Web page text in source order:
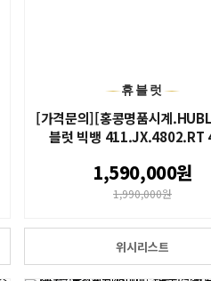
휴블럿
[가격문의][홍콩명품시계
블럿 빅뱅 411.JX.4802.RT
1,590,000원
1,990,000원
위시리스트